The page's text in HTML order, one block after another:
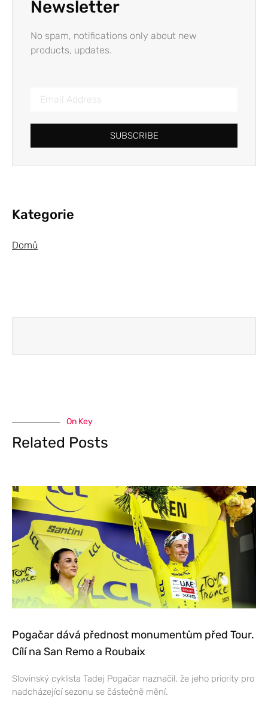
Newsletter
No spam, notifications only about new
products, updates.
SUBSCRIBE
Kategorie
Domů
On Key
Related Posts
Pogačar dává přednost monumentům před Tour.
Cílí na San Remo a Roubaix
Slovinský cyklista Tadej Pogačar naznačil, že jeho priority pro
nadcházející sezonu se částečně mění.